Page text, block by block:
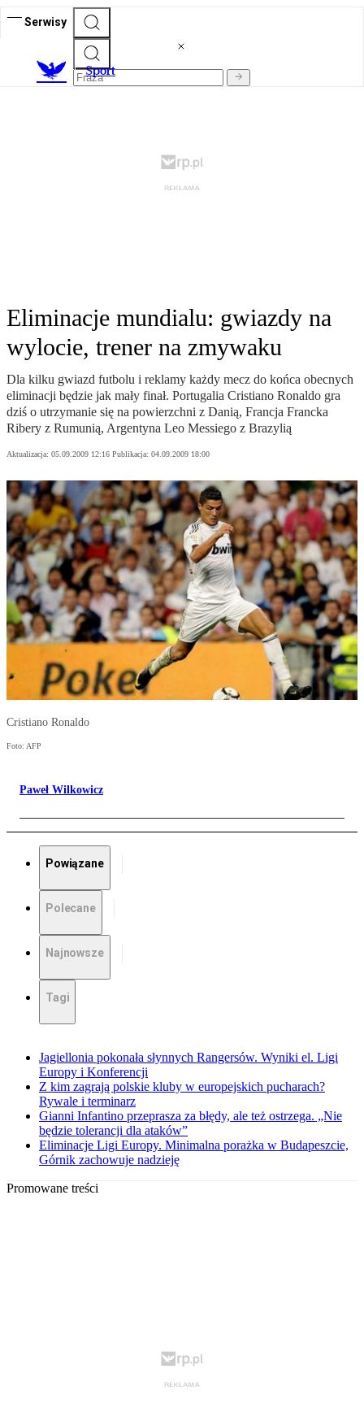
Serwisy
Sport
Eliminacje mundialu: gwiazdy na
wylocie, trener na zmywaku
Dla kilku gwiazd futbolu i reklamy każdy mecz do końca obecnych
eliminacji będzie jak mały finał. Portugalia Cristiano Ronaldo gra
dziś o utrzymanie się na powierzchni z Danią, Francja Francka
Ribery z Rumunią, Argentyna Leo Messiego z Brazylią
Aktualizacja: 05.09.2009 12:16 Publikacja: 04.09.2009 18:00
Cristiano Ronaldo
Foto: AFP
Paweł Wilkowicz
Powiązane
Polecane
Najnowsze
Tagi
Jagiellonia pokonała słynnych Rangersów. Wyniki el. Ligi
Europy i Konferencji
Z kim zagrają polskie kluby w europejskich pucharach?
Rywale i terminarz
Gianni Infantino przeprasza za błędy, ale też ostrzega. „Nie
będzie tolerancji dla ataków”
Eliminacje Ligi Europy. Minimalna porażka w Budapeszcie,
Górnik zachowuje nadzieję
Promowane treści